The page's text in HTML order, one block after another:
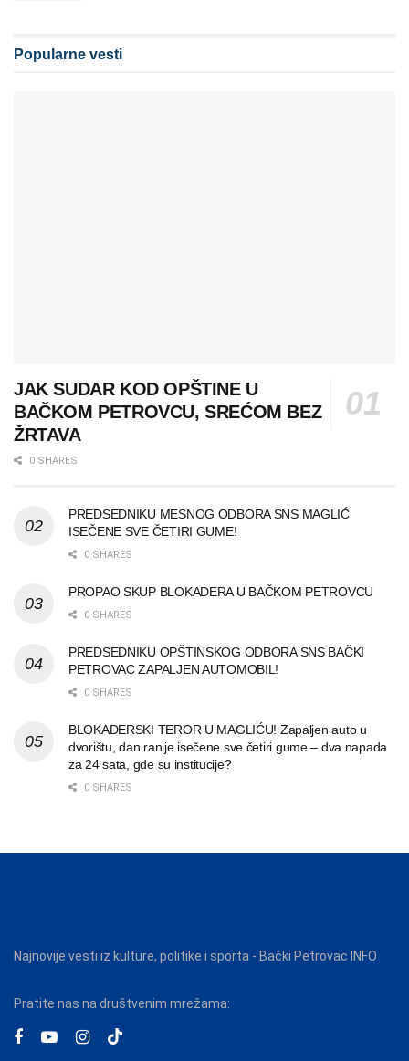
Popularne vesti
JAK SUDAR KOD OPŠTINE U
BAČKOM PETROVCU, SREĆOM BEZ
ŽRTAVA
0 SHARES
PREDSEDNIKU MESNOG ODBORA SNS MAGLIĆ
ISEČENE SVE ČETIRI GUME!
0 SHARES
PROPAO SKUP BLOKADERA U BAČKOM PETROVCU
0 SHARES
PREDSEDNIKU OPŠTINSKOG ODBORA SNS BAČKI
PETROVAC ZAPALJEN AUTOMOBIL!
0 SHARES
BLOKADERSKI TEROR U MAGLIĆU! Zapaljen auto u
dvorištu, dan ranije isečene sve četiri gume – dva napada
za 24 sata, gde su institucije?
0 SHARES
Najnovije vesti iz kulture, politike i sporta - Bački Petrovac INFO
Pratite nas na društvenim mrežama: